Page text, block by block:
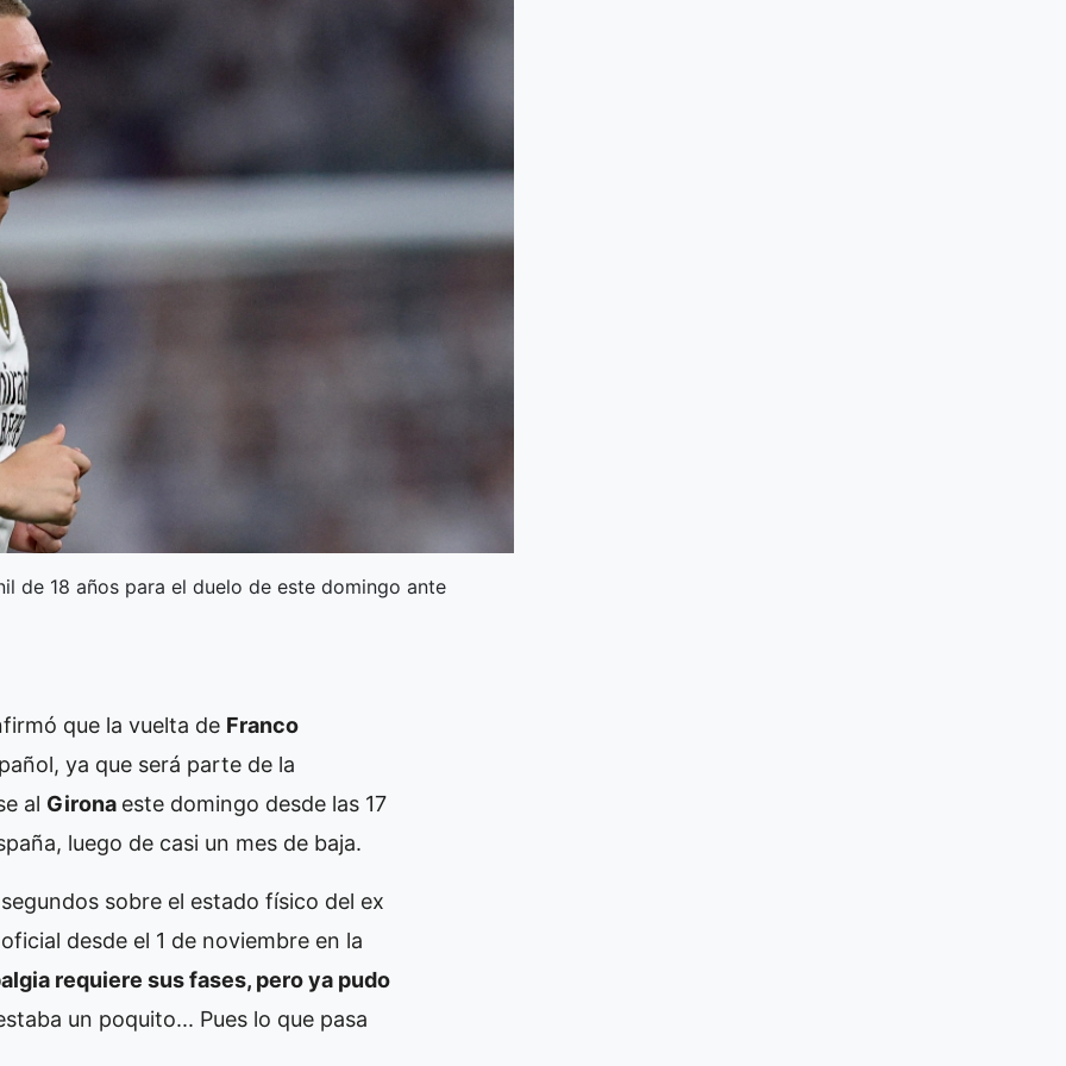
de 18 años para el duelo de este domingo ante
que la vuelta de Franco
ya que será parte de la
al Girona este domingo desde las 17
luego de casi un mes de baja.
sobre el estado físico del ex
desde el 1 de noviembre en la
requiere sus fases, pero ya pudo
un poquito... Pues lo que pasa